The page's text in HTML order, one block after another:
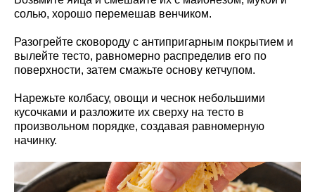
солью, хорошо перемешав венчиком.
Разогрейте сковороду с антипригарным покрытием и
вылейте тесто, равномерно распределив его по
поверхности, затем смажьте основу кетчупом.
Нарежьте колбасу, овощи и чеснок небольшими
кусочками и разложите их сверху на тесто в
произвольном порядке, создавая равномерную
начинку.